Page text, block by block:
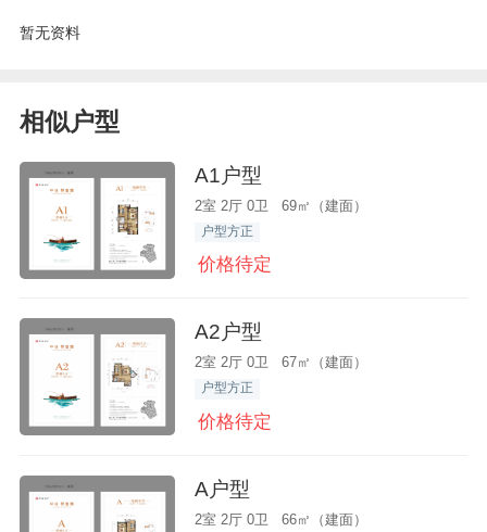
暂无资料
相似户型
A1户型
2室 2厅 0卫 69㎡（建面）
户型方正
价格待定
A2户型
2室 2厅 0卫 67㎡（建面）
户型方正
价格待定
A户型
2室 2厅 0卫 66㎡（建面）